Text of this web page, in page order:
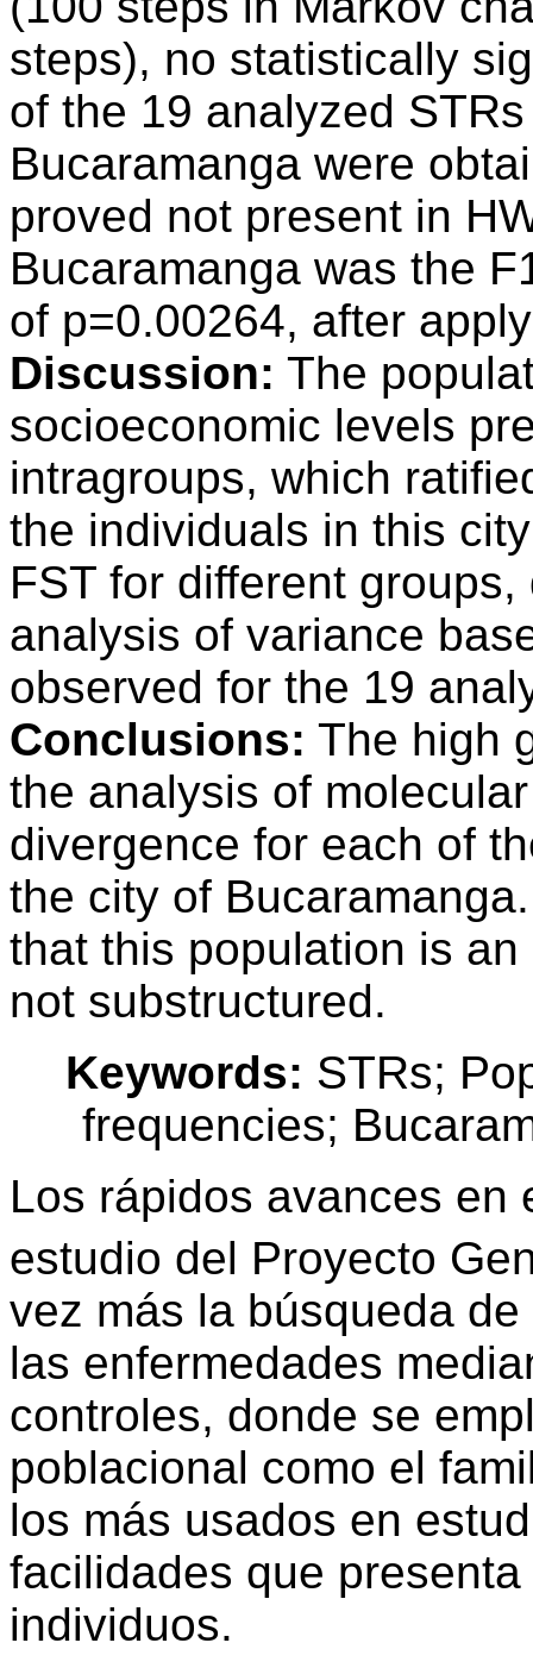
steps), no statistically
of the 19 analyzed
Bucaramanga were
proved not present in
Bucaramanga was the
of p=0.00264, after
Discussion: The
socioeconomic levels
intragroups, which
the individuals in this
FST for different
analysis of variance
observed for the 19
Conclusions: The high
the analysis of
divergence for each of
the city of
that this population is
not substructured.
Keywords: STRs;
frequencies;
Los rápidos avances en
estudio del Proyecto
vez más la búsqueda
las enfermedades
controles, donde se
poblacional como el
los más usados en
facilidades que
individuos.